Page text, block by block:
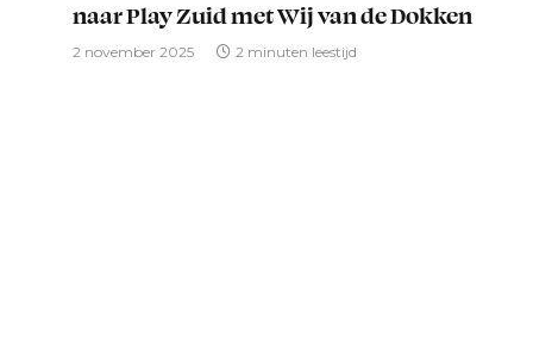
naar Play Zuid met Wij van de Dokken
2 november 2025 2 minuten leestijd